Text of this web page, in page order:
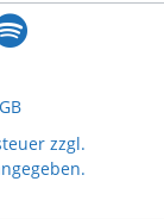
zzgl.